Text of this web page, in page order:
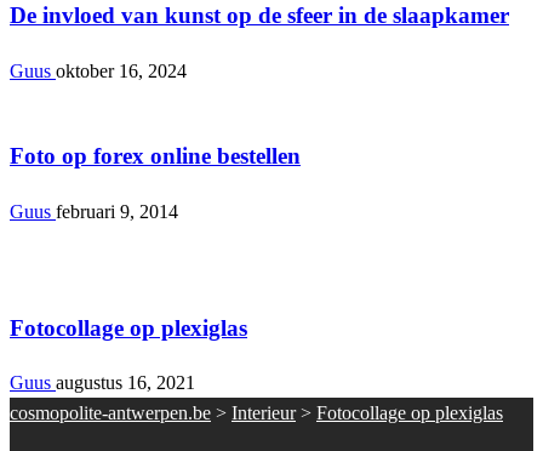
De invloed van kunst op de sfeer in de slaapkamer
Guus oktober 16, 2024
Foto op forex online bestellen
Guus februari 9, 2014
Fotocollage op plexiglas
Guus augustus 16, 2021
cosmopolite-antwerpen.be > Interieur> Fotocollage op plexiglas